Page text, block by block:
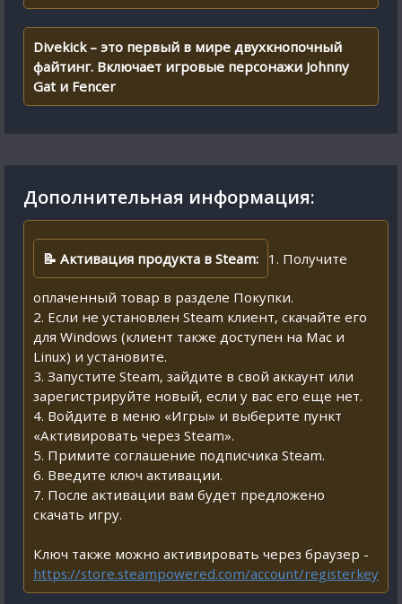
Divekick – это первый в мире двухкнопочный
файтинг. Включает игровые персонажи Johnny
Gat и Fencer
Дополнительная информация:
📝 Активация продукта в Steam: 1. Получите
оплаченный товар в разделе Покупки.
2. Если не установлен Steam клиент, скачайте его
для Windows (клиент также доступен на Mac и
Linux) и установите.
3. Запустите Steam, зайдите в свой аккаунт или
зарегистрируйте новый, если у вас его еще нет.
4. Войдите в меню «Игры» и выберите пункт
«Активировать через Steam».
5. Примите соглашение подписчика Steam.
6. Введите ключ активации.
7. После активации вам будет предложено
скачать игру.
Ключ также можно активировать через браузер -
https://store.steampowered.com/account/registerkey